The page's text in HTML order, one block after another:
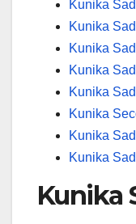
Kunika
Kunika
Kunika
Kunika
Kunika
Kunika
Kunika
Kunika
Kunika